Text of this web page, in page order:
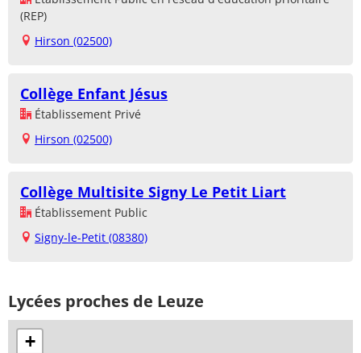
(REP)
Hirson (02500)
Collège Enfant Jésus
Établissement Privé
Hirson (02500)
Collège Multisite Signy Le Petit Liart
Établissement Public
Signy-le-Petit (08380)
Lycées proches de Leuze
+